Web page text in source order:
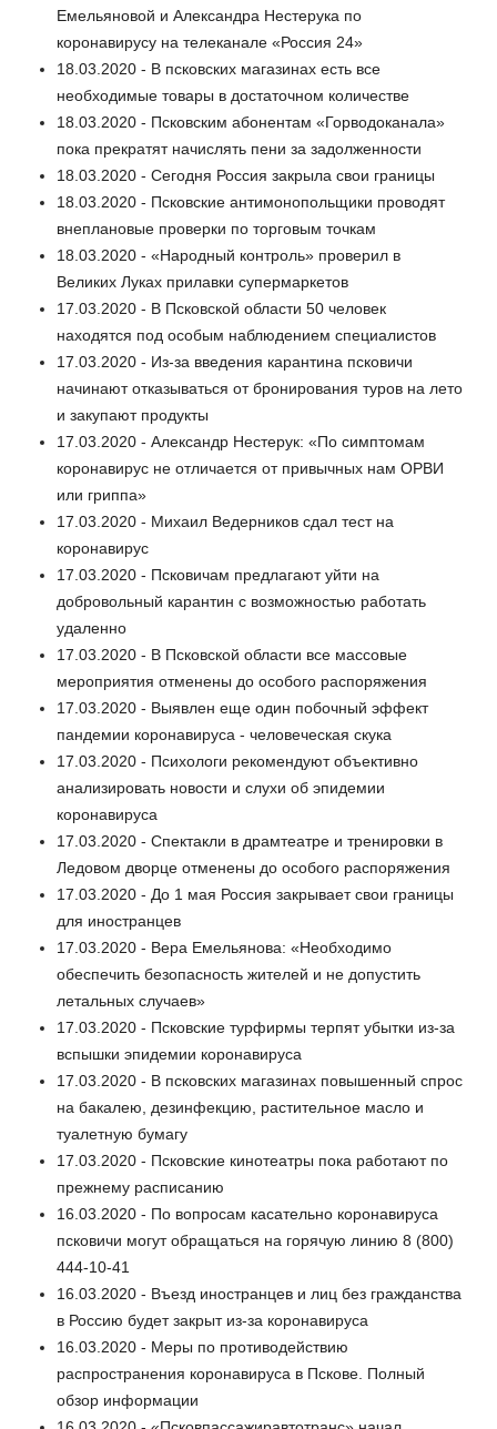
Емельяновой и Александра Нестерука по
коронавирусу на телеканале «Россия 24»
18.03.2020 - В псковских магазинах есть все
необходимые товары в достаточном количестве
18.03.2020 - Псковским абонентам «Горводоканала»
пока прекратят начислять пени за задолженности
18.03.2020 - Сегодня Россия закрыла свои границы
18.03.2020 - Псковские антимонопольщики проводят
внеплановые проверки по торговым точкам
18.03.2020 - «Народный контроль» проверил в
Великих Луках прилавки супермаркетов
17.03.2020 - В Псковской области 50 человек
находятся под особым наблюдением специалистов
17.03.2020 - Из-за введения карантина псковичи
начинают отказываться от бронирования туров на лето
и закупают продукты
17.03.2020 - Александр Нестерук: «По симптомам
коронавирус не отличается от привычных нам ОРВИ
или гриппа»
17.03.2020 - Михаил Ведерников сдал тест на
коронавирус
17.03.2020 - Псковичам предлагают уйти на
добровольный карантин с возможностью работать
удаленно
17.03.2020 - В Псковской области все массовые
мероприятия отменены до особого распоряжения
17.03.2020 - Выявлен еще один побочный эффект
пандемии коронавируса - человеческая скука
17.03.2020 - Психологи рекомендуют объективно
анализировать новости и слухи об эпидемии
коронавируса
17.03.2020 - Спектакли в драмтеатре и тренировки в
Ледовом дворце отменены до особого распоряжения
17.03.2020 - До 1 мая Россия закрывает свои границы
для иностранцев
17.03.2020 - Вера Емельянова: «Необходимо
обеспечить безопасность жителей и не допустить
летальных случаев»
17.03.2020 - Псковские турфирмы терпят убытки из-за
вспышки эпидемии коронавируса
17.03.2020 - В псковских магазинах повышенный спрос
на бакалею, дезинфекцию, растительное масло и
туалетную бумагу
17.03.2020 - Псковские кинотеатры пока работают по
прежнему расписанию
16.03.2020 - По вопросам касательно коронавируса
псковичи могут обращаться на горячую линию 8 (800)
444-10-41
16.03.2020 - Въезд иностранцев и лиц без гражданства
в Россию будет закрыт из-за коронавируса
16.03.2020 - Меры по противодействию
распространения коронавируса в Пскове. Полный
обзор информации